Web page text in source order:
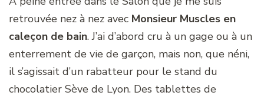
retrouvée nez à nez avec Monsieur Muscles en
caleçon de bain. J’ai d’abord cru à un gage ou à un
enterrement de vie de garçon, mais non, que néni,
il s’agissait d’un rabatteur pour le stand du
chocolatier Sève de Lyon. Des tablettes de